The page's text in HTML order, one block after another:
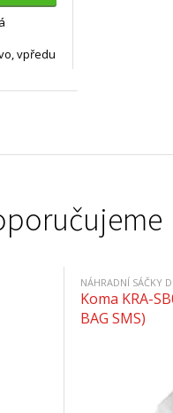
vpředu
NÁHRADNÍ SÁČKY
Koma KRA-
BAG SMS)